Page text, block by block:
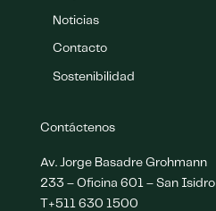
Noticias
Contacto
Sostenibilidad
Contáctenos
Av. Jorge Basadre Grohmann
233 – Oficina 601 – San Isidro
T+511 630 1500